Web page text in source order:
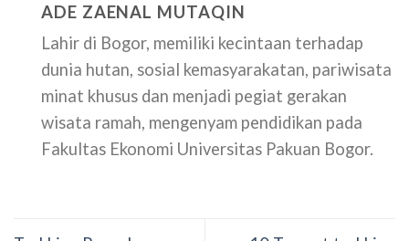
ADE ZAENAL MUTAQIN
Lahir di Bogor, memiliki kecintaan terhadap
dunia hutan, sosial kemasyarakatan, pariwisata
minat khusus dan menjadi pegiat gerakan
wisata ramah, mengenyam pendidikan pada
Fakultas Ekonomi Universitas Pakuan Bogor.